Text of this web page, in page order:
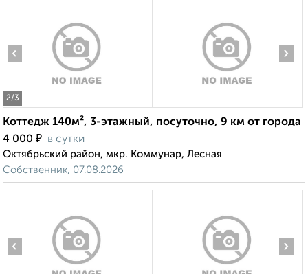
2/3
‹ ›
Коттедж 140м², 3-этажный, посуточно, 9 км от города
4 000 ₽ в сутки
Октябрьский район, мкр. Коммунар, Лесная
Собственник, 07.08.2026
‹ ›